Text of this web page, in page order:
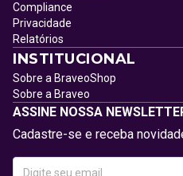
Compliance
Privacidade
Relatórios
INSTITUCIONAL
Sobre a BraveoShop
Sobre a Braveo
ASSINE NOSSA
Cadastre-se e receba